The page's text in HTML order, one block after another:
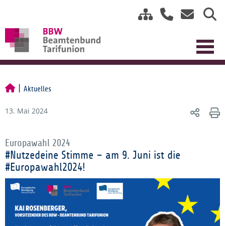
Aktuelles
13. Mai 2024
Europawahl 2024
#Nutzedeine Stimme – am 9. Juni ist die
#Europawahl2024!